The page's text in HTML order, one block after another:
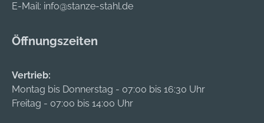
E-Mail: info@stanze-stahl.de
Öffnungszeiten
Vertrieb:
Montag bis Donnerstag - 07:00 bis 16:30 Uhr
Freitag - 07:00 bis 14:00 Uhr